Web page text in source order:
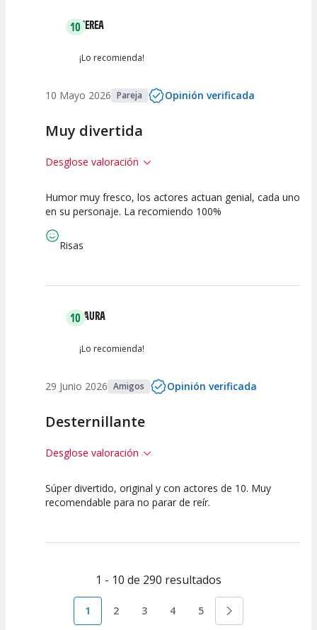
10NEREA
¡Lo recomienda!
10 Mayo 2026 Pareja Opinión verificada
Muy divertida
Desglose valoración
10
Espectáculo
10 10
Humor muy fresco, los actores actuan genial, cada uno
en su personaje. La recomiendo 100%
Risas
10LAURA
¡Lo recomienda!
29 Junio 2026 Amigos Opinión verificada
Desternillante
Desglose valoración
10 10 10
Súper divertido, original y con actores de 10. Muy
recomendable para no parar de reír.
1 - 10 de 290 resultados
1 2 3 4 5